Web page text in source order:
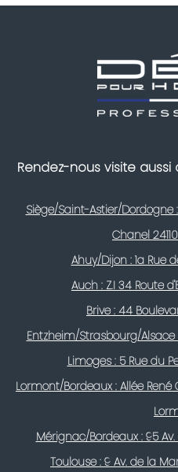
Rendez-nous visite
Siège/Saint-Astier/Dordogne
Chanel
Ahuy/Dijon : 1a Rue
Auch : Z.I 34 Route
Brive : 44
Entzheim/Strasbourg/Alsace
Limoges : 5 Rue du
Lormont/Bordeaux : Allée René
Mérignac/Bordeaux : 95
Toulouse : 9 Av. de la